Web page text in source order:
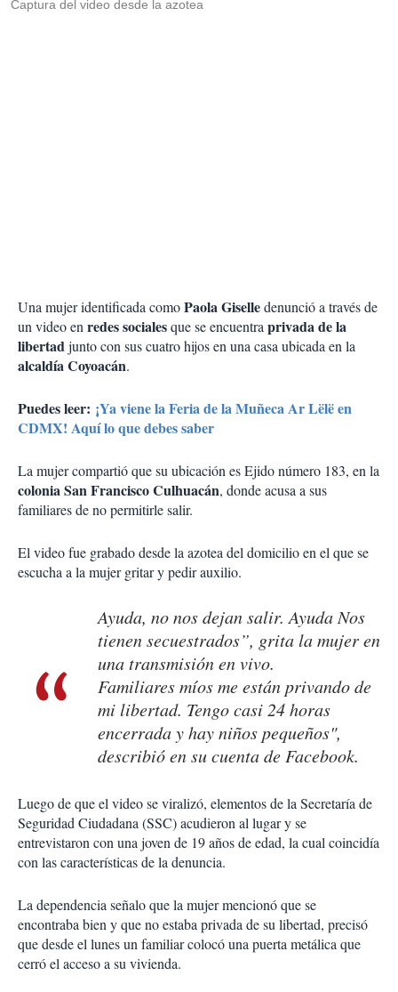
Captura del video desde la azotea
Una mujer identificada comoPaola Giselledenunció a través de
un video enredes socialesque se encuentraprivada de la
libertadjunto con sus cuatro hijos en una casa ubicada en la
alcaldía Coyoacán.
Puedes leer: ¡Ya viene la Feria de la Muñeca Ar Lëlë en
CDMX! Aquí lo que debes saber
La mujer compartió que su ubicación es Ejido número 183, en la
colonia San Francisco Culhuacán, donde acusa a sus
familiares de no permitirle salir.
El video fue grabado desde la azotea del domicilio en el que se
escucha a la mujer gritar y pedir auxilio.
Ayuda, no nos dejan salir. Ayuda Nos
tienen secuestrados”, grita la mujer en
una transmisión en vivo.
Familiares míos me están privando de
mi libertad. Tengo casi 24 horas
encerrada y hay niños pequeños",
describió en su cuenta de Facebook.
Luego de que el video se viralizó, elementos de la Secretaría de
Seguridad Ciudadana (SSC) acudieron al lugar y se
entrevistaron con una joven de 19 años de edad, la cual coincidía
con las características de la denuncia.
La dependencia señalo que la mujer mencionó que se
encontraba bien y que no estaba privada de su libertad, precisó
que desde el lunes un familiar colocó una puerta metálica que
cerró el acceso a su vivienda.